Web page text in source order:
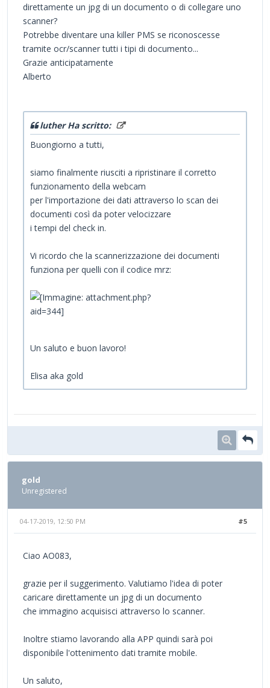
direttamente un jpg di un documento o di collegare uno
scanner?
Potrebbe diventare una killer PMS se riconoscesse
tramite ocr/scanner tutti i tipi di documento...
Grazie anticipatamente
Alberto
luther Ha scritto:
Buongiorno a tutti,
siamo finalmente riusciti a ripristinare il corretto
funzionamento della webcam
per l'importazione dei dati attraverso lo scan dei
documenti così da poter velocizzare
i tempi del check in.
Vi ricordo che la scannerizzazione dei documenti
funziona per quelli con il codice mrz:
Un saluto e buon lavoro!
Elisa aka gold
gold
Unregistered
#5
04-17-2019, 12:50 PM
Ciao AO083,
grazie per il suggerimento. Valutiamo l'idea di poter
caricare direttamente un jpg di un documento
che immagino acquisisci attraverso lo scanner.
Inoltre stiamo lavorando alla APP quindi sarà poi
disponibile l'ottenimento dati tramite mobile.
Un saluto,